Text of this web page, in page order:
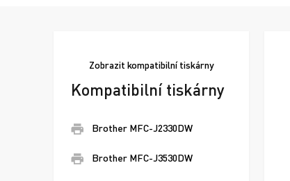
Zobrazit kompatibilní tiskárny
Kompatibilní tiskárny
Brother MFC-J2330DW
Brother MFC-J3530DW